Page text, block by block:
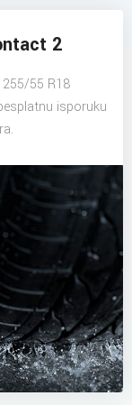
2
255/55 R18
isporuku